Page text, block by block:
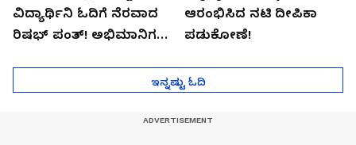
ವಿದ್ಯಾರ್ಥಿನಿ ಓದಿಗೆ ನೆರವಾದ
ರಿಷಭ್ ಪಂತ್! ಅಭಿಮಾನಿಗಳ
ಆರಂಭಿಸಿದ ನಟಿ ದೀಪಿಕಾ
ಪಡುಕೋಣೆ!
ಇನ್ನಷ್ಟು ಓದಿ